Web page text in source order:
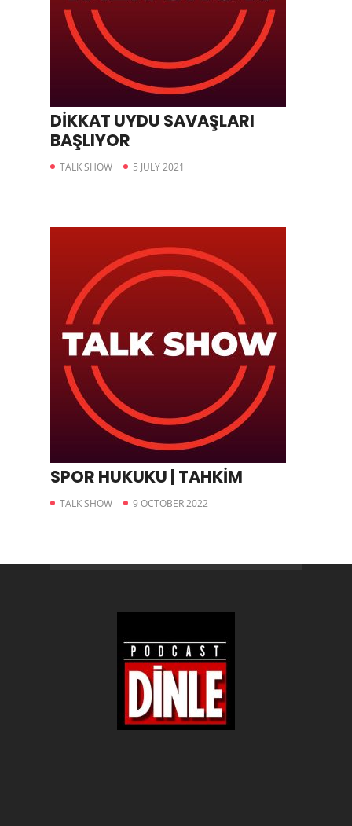
DİKKAT UYDU SAVAŞLARI
BAŞLIYOR
TALK SHOW 5 JULY 2021
SPOR HUKUKU | TAHKİM
TALK SHOW 9 OCTOBER 2022